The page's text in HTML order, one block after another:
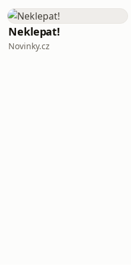
Neklepat!
Novinky.cz